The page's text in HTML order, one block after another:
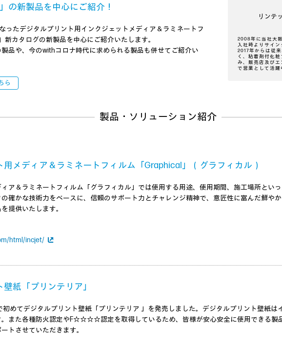
の新製品を中心にご紹介！
ったデジタルプリント用インクジェットメディア＆ラミネートフ
新カタログの新製品を中心にご紹介いたします。
品や、今のwithコロナ時代に求められる製品も併せてご紹介い
ら
リンテ
2008年に当社大
入社時よりサイン
2017年からは従
く、粘着剤付化
み、販売店及び
で営業として活躍
製品・ソリューション紹介
用メディア＆ラミネートフィルム「Graphical」（グラフィカル）
ア＆ラミネートフィルム「グラフィカル」では使用する用途、使用期間、施工場所とい
確かな技術力をベースに、信頼のサポート力とチャレンジ精神で、意匠性に富んだ鮮や
提供いたします。
html/incjet/
紙「プリンテリア」
初めてデジタルプリント壁紙「プリンテリア 」を発売しました。デジタルプリント壁紙は
。また各種防火認定やF☆☆☆☆認定を取得しているため、皆様が安心安全に使用できる製
トさせていただきます。